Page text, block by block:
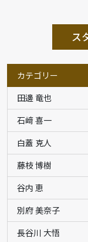
ス
カテゴリー
田邊 竜也
石﨑 喜一
白蓋 克人
藤枝 博樹
谷内 恵
別府 美奈子
長谷川 大悟